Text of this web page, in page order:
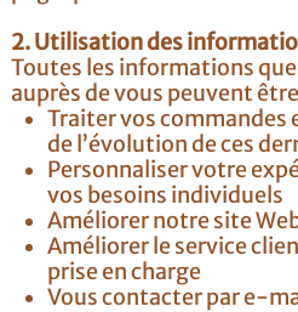
2. Utilisation des
Toutes les informations
auprès de vous peuvent
Traiter vos
de l’évolution de ces
Personnaliser votre
vos besoins individuels
Améliorer notre site
Améliorer le service
prise en charge
Vous contacter par e-